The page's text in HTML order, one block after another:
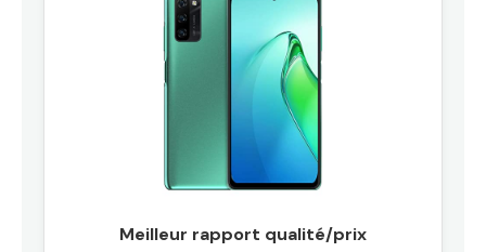
Meilleur rapport qualité/prix